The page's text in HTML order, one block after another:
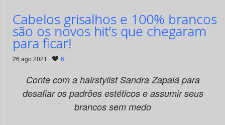
Cabelos grisalhos e 100% brancos
são os novos hit’s que chegaram
para ficar!
26 ago 2021 · 6
Conte com a hairstylist Sandra Zapalá para
desafiar os padrões estéticos e assumir seus
brancos sem medo